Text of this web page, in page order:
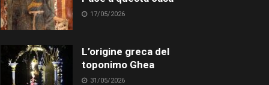
17/05/2026
L’origine greca del
toponimo Ghea
31/05/2026